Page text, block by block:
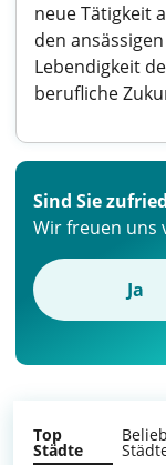
neue Tätigkeit
den
Lebendigkeit
berufliche
Sind Sie
Wir freuen uns
Ja
Top
Städte